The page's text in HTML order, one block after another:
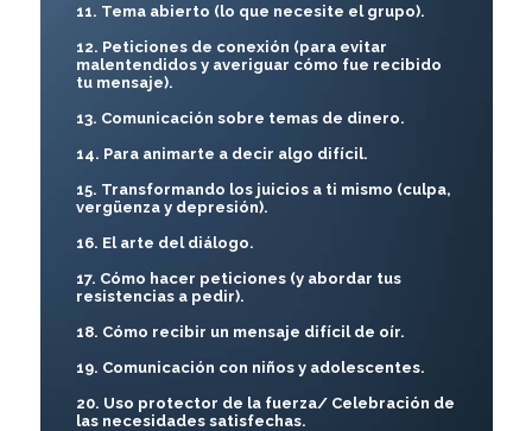
11. Tema abierto (lo que necesite el grupo).
12. Peticiones de conexión (para evitar
malentendidos y averiguar cómo fue recibido
tu mensaje).
13. Comunicación sobre temas de dinero.
14. Para animarte a decir algo difícil.
15. Transformando los juicios a ti mismo (culpa,
vergüenza y depresión).
16. El arte del diálogo.
17. Cómo hacer peticiones (y abordar tus
resistencias a pedir).
18. Cómo recibir un mensaje difícil de oír.
19. Comunicación con niños y adolescentes.
20. Uso protector de la fuerza/ Celebración de
las necesidades satisfechas.